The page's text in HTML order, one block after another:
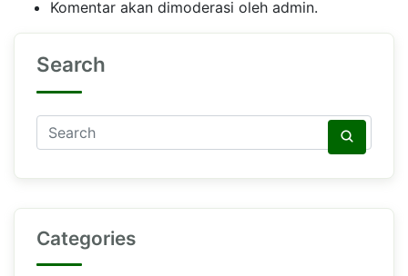
Komentar akan dimoderasi oleh admin.
Search
Categories